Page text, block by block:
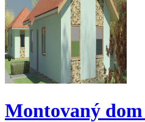
Montovaný